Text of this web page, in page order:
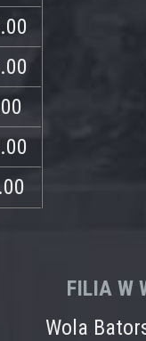
FILIA W
Wola